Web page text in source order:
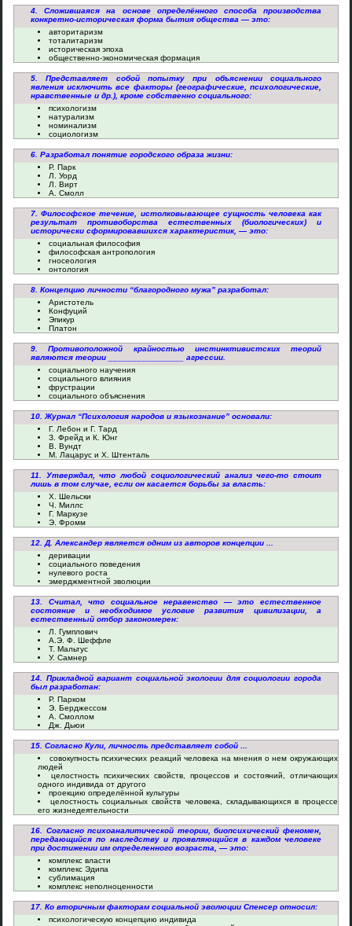
4. Сложившаяся на основе определённого способа производства
конкретно-историческая форма бытия общества — это:
авторитаризм
тоталитаризм
историческая эпоха
общественно-экономическая формация
5. Представляет собой попытку при объяснении социального
явления исключить все факторы (географические, психологические,
нравственные и др.), кроме собственно социального:
психологизм
натурализм
номинализм
социологизм
6. Разработал понятие городского образа жизни:
Р. Парк
Л. Уорд
Л. Вирт
А. Смолл
7. Философское течение, истолковывающее сущность человека как
результат противоборства естественных (биологических) и
исторически сформировавшихся характеристик, — это:
социальная философия
философская антропология
гносеология
онтология
8. Концепцию личности “благородного мужа” разработал:
Аристотель
Конфуций
Эпикур
Платон
9. Противоположной крайностью инстинктивистских теорий
являются теории ________________ агрессии.
социального научения
социального влияния
фрустрации
социального объяснения
10. Журнал “Психология народов и языкознание” основали:
Г. Лебон и Г. Тард
З. Фрейд и К. Юнг
В. Вундт
М. Лацарус и Х. Штенталь
11. Утверждал, что любой социологический анализ чего-то стоит
лишь в том случае, если он касается борьбы за власть:
Х. Шельски
Ч. Миллс
Г. Маркузе
Э. Фромм
12. Д. Александер является одним из авторов концепции ...
деривации
социального поведения
нулевого роста
эмерджментной эволюции
13. Считал, что социальное неравенство — это естественное
состояние и необходимое условие развития цивилизации, а
естественный отбор закономерен:
Л. Гумплович
А.Э. Ф. Шеффле
Т. Мальтус
У. Самнер
14. Прикладной вариант социальной экологии для социологии города
был разработан:
Р. Парком
Э. Берджессом
А. Смоллом
Дж. Дьюи
15. Согласно Кули, личность представляет собой ...
совокупность психических реакций человека на мнения о нем окружающих
людей
целостность психических свойств, процессов и состояний, отличающих
одного индивида от другого
проекцию определённой культуры
целостность социальных свойств человека, складывающихся в процессе
его жизнедеятельности
16. Согласно психоаналитической теории, биопсихический феномен,
передающийся по наследству и проявляющийся в каждом человеке
при достижении им определенного возраста, — это:
комплекс власти
комплекс Эдипа
сублимация
комплекс неполноценности
17. Ко вторичным факторам социальной эволюции Спенсер относил:
психологическую концепцию индивида